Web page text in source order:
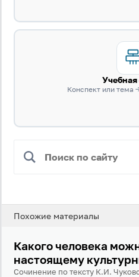
Даю согласие на
политике в отношении
, а также принимаю
Войти
Учебная
Конспект или тема
Похожие материалы
Какого человека
настоящему
Сочинение по тексту К.И.